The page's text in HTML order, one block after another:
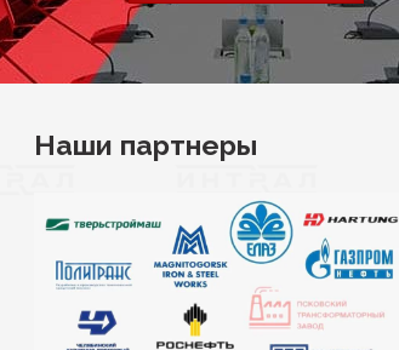
Наши партнеры